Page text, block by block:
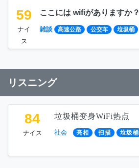
59
ナイ
ス
ここには wifiがありますか？
雑談 高速公路 公交车 垃圾桶
リスニング
84
ナイス
垃圾桶变身WiFi热点
社会 亮相 扫描 垃圾桶